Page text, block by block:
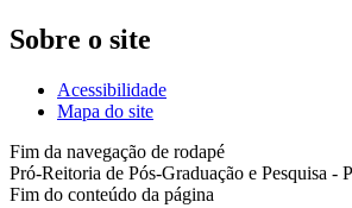
Sobre o site
Acessibilidade
Mapa do site
Fim da navegação de rodapé
Pró-Reitoria de Pós-Graduação e Pesquisa -
Fim do conteúdo da página